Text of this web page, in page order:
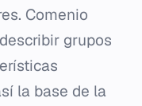
Comenio
grupos
la base de la